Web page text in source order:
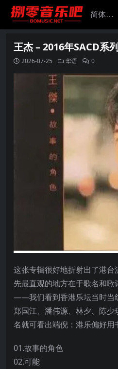
王杰 – 2016年SACD系
2026-07-25 华语 0
这张专辑很好地折射出了港
先最直观的地方在于歌名和
——我们看到香港乐坛当时当
郑国江、潘伟源、林夕、陈
名就可看出端倪：港乐偏好用
01.故事的角色
02.可能